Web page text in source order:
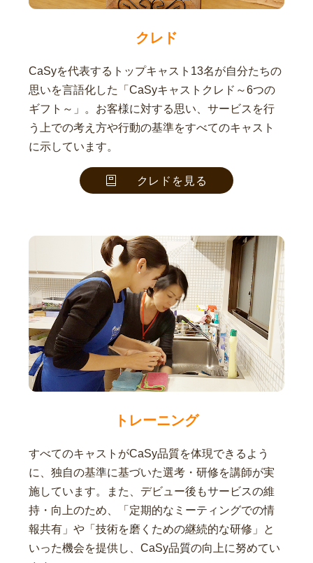
クレド
CaSyを代表するトップキャスト13名が自分たちの
思いを言語化した「CaSyキャストクレド～6つの
ギフト～」。お客様に対する思い、サービスを行
う上での考え方や行動の基準をすべてのキャスト
に示しています。
クレドを見る
トレーニング
すべてのキャストがCaSy品質を体現できるよう
に、独自の基準に基づいた選考・研修を講師が実
施しています。また、デビュー後もサービスの維
持・向上のため、「定期的なミーティングでの情
報共有」や「技術を磨くための継続的な研修」と
いった機会を提供し、CaSy品質の向上に努めてい